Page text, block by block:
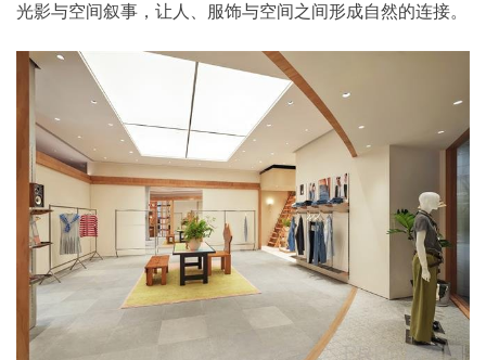
光影与空间叙事，让⼈、服饰与空间之间形成⾃然的连接。